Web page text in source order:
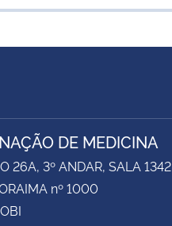
DE MEDICINA
26A, 3º ANDAR, SALA 1342
nº 1000